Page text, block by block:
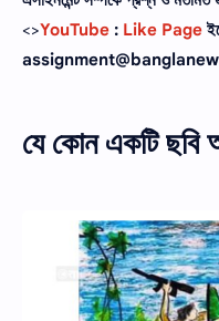
<>YouTube : Like Page
যে কোন একটি ছবি